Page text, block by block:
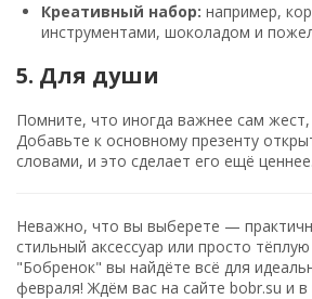
Креативный набор: например,
инструментами, шоколадом и
5. Для души
Помните, что иногда важнее сам
Добавьте к основному презенту
словами, и это сделает его ещё ценнее.
Неважно, что вы выберете —
стильный аксессуар или просто
"Бобренок" вы найдёте всё для
февраля! Ждём вас на сайте bobr.su и в